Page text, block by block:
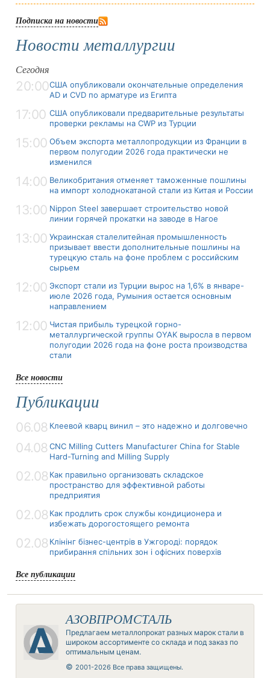
Подписка на новости
Новости металлургии
Сегодня
20:00США опубликовали окончательные определения
AD и CVD по арматуре из Египта
17:00 США опубликовали предварительные результаты
проверки рекламы на CWP из Турции
15:00 Объем экспорта металлопродукции из Франции в
первом полугодии 2026 года практически не
изменился
14:00 Великобритания отменяет таможенные пошлины
на импорт холоднокатаной стали из Китая и России
13:00 Nippon Steel завершает строительство новой
линии горячей прокатки на заводе в Нагое
13:00 Украинская сталелитейная промышленность
призывает ввести дополнительные пошлины на
турецкую сталь на фоне проблем с российским
сырьем
12:00 Экспорт стали из Турции вырос на 1,6% в январе-
июле 2026 года, Румыния остается основным
направлением
12:00 Чистая прибыль турецкой горно-
металлургической группы OYAK выросла в первом
полугодии 2026 года на фоне роста производства
стали
Все новости
Публикации
06.08 Клеевой кварц винил – это надежно и долговечно
04.08 CNC Milling Cutters Manufacturer China for Stable
Hard-Turning and Milling Supply
02.08 Как правильно организовать складское
пространство для эффективной работы
предприятия
02.08 Как продлить срок службы кондиционера и
избежать дорогостоящего ремонта
02.08 Клінінг бізнес-центрів в Ужгороді: порядок
прибирання спільних зон і офісних поверхів
Все публикации
АЗОВПРОМСТАЛЬ
Предлагаем металлопрокат разных марок стали в
широком ассортименте со склада и под заказ по
оптимальным ценам.
© 2001-2026 Все права защищены.